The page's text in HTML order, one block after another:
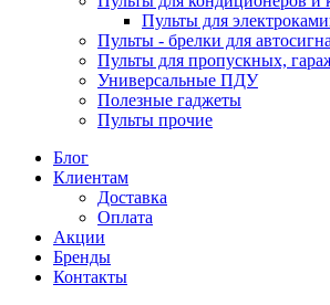
Пульты для
Пульты - брелки для
Пульты для пропускных,
Универсальные ПДУ
Полезные гаджеты
Пульты прочие
Блог
Клиентам
Доставка
Оплата
Акции
Бренды
Контакты